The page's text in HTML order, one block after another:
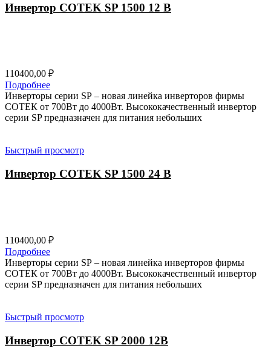
Инвертор COTEK SP 1500 12 В
110400,00 ₽
Подробнее
Инверторы серии SP – новая линейка инверторов фирмы
СОТЕК от 700Вт до 4000Вт. Высококачественный инвертор
серии SP предназначен для питания небольших
Быстрый просмотр
Инвертор COTEK SP 1500 24 В
110400,00 ₽
Подробнее
Инверторы серии SP – новая линейка инверторов фирмы
СОТЕК от 700Вт до 4000Вт. Высококачественный инвертор
серии SP предназначен для питания небольших
Быстрый просмотр
Инвертор COTEK SP 2000 12В